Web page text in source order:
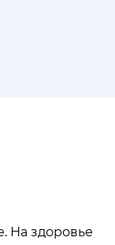
На здоровье